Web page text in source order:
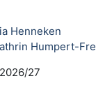
Henneken
Humpert-
27